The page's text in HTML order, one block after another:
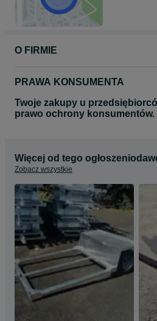
O FIRMIE
PRAWA KONSUMENTA
Twoje zakupy u
prawo ochrony konsumentów.
Więcej od tego
Zobacz wszystkie